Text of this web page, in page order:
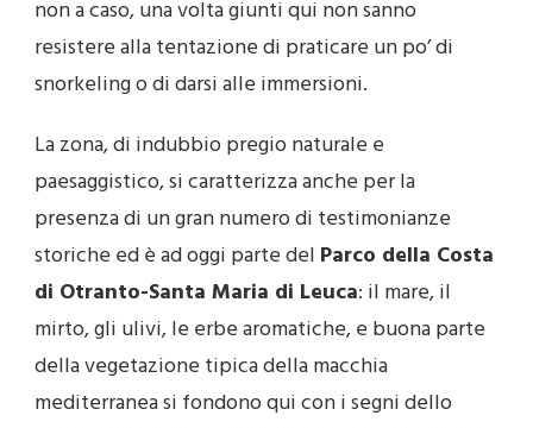
non a caso, una volta giunti qui non sanno
resistere alla tentazione di praticare un po’ di
snorkeling o di darsi alle immersioni.
La zona, di indubbio pregio naturale e
paesaggistico, si caratterizza anche per la
presenza di un gran numero di testimonianze
storiche ed è ad oggi parte del Parco della Costa
di Otranto-Santa Maria di Leuca: il mare, il
mirto, gli ulivi, le erbe aromatiche, e buona parte
della vegetazione tipica della macchia
mediterranea si fondono qui con i segni dello